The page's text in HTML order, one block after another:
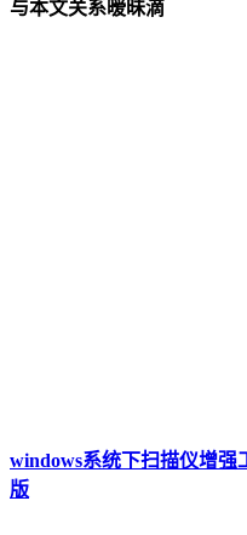
与本文关系暧昧滴
windows系统下扫描仪增强
版